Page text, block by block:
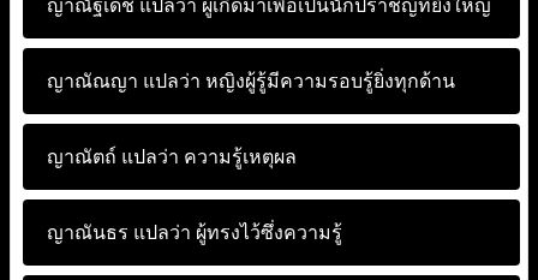
ญาณัฐเดช แปลว่า ผู้เกิดมาเพื่อเป็นนักปราชญ์ที่ยิ่งใหญ่
ญาณัณญา แปลว่า หญิงผู้รู้มีความรอบรู้ยิ่งทุกด้าน
ญาณัตถ์ แปลว่า ความรู้เหตุผล
ญาณันธร แปลว่า ผู้ทรงไว้ซึ่งความรู้